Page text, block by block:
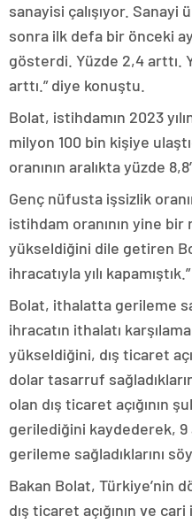
sanayisi çalışıyor. Sanayi
sonra ilk defa bir önceki
gösterdi. Yüzde 2,4 arttı.
arttı.” diye konuştu.
Bolat, istihdamın 2023
milyon 100 bin kişiye
oranının aralıkta yüzde
Genç nüfusta işsizlik
istihdam oranının yine bir
yükseldiğini dile getiren
ihracatıyla yılı
Bolat, ithalatta gerileme
ihracatın ithalatı
yükseldiğini, dış ticaret
dolar tasarruf
olan dış ticaret açığının
gerilediğini kaydederek, 9
gerileme sağladıklarını
Bakan Bolat, Türkiye’nin
dış ticaret açığının ve